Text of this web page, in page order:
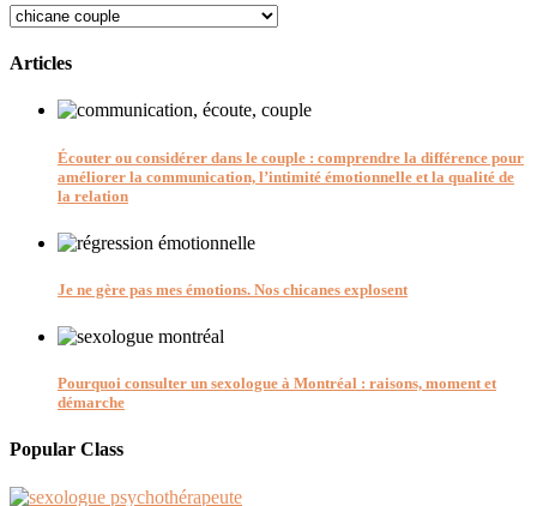
Categories
Articles
Écouter ou considérer dans le couple : comprendre la différence pour
améliorer la communication, l’intimité émotionnelle et la qualité de
la relation
Je ne gère pas mes émotions. Nos chicanes explosent
Pourquoi consulter un sexologue à Montréal : raisons, moment et
démarche
Popular Class